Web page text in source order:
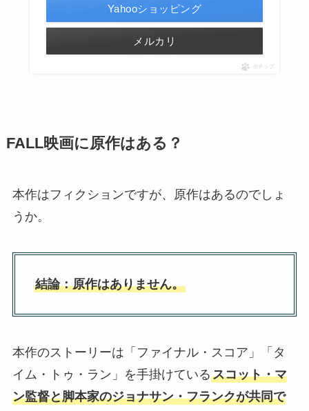
Yahooショッピング
メルカリ
ポチップ
FALL映画に原作はある？
本作はフィクションですが、原作はあるのでしょ
うか。
結論：原作はありません。
本作のストーリーは「ファイナル・スコア」「タ
イム・トゥ・ラン」を手掛けているスコット・マ
ン監督と脚本家のジョナサン・フランクが共同で